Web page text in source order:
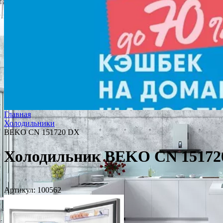
Главная
Холодильники
BEKO CN 151720 DX
Холодильник BEKO CN
Артикул: 100562